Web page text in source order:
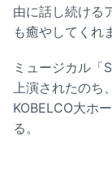
由に話し続ける
も癒やしてくれ
ミュージカル「
上演されたの
KOBELCO大ホ
る。